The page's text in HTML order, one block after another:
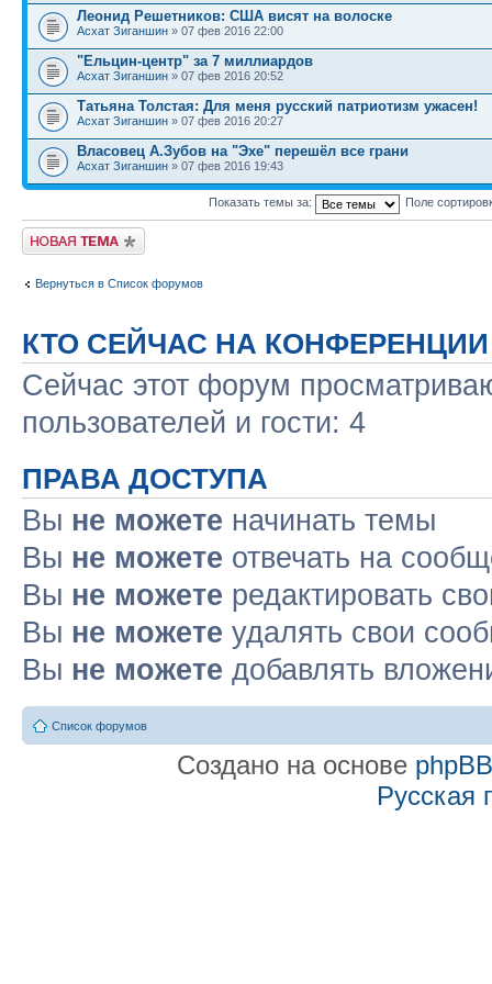
Леонид Решетников: США висят на волоске
Асхат Зиганшин » 07 фев 2016 22:00
"Ельцин-центр" за 7 миллиардов
Асхат Зиганшин » 07 фев 2016 20:52
Татьяна Толстая: Для меня русский патриотизм ужасен!
Асхат Зиганшин » 07 фев 2016 20:27
Власовец А.Зубов на "Эхе" перешёл все грани
Асхат Зиганшин » 07 фев 2016 19:43
Показать темы за: Поле
Новая тема
Вернуться в Список форумов
КТО СЕЙЧАС НА КОНФЕРЕНЦИИ
Сейчас этот форум
пользователей и гости: 4
ПРАВА ДОСТУПА
Вы не можете начинать темы
Вы не можете отвечать на
Вы не можете редактировать
Вы не можете удалять свои
Вы не можете добавлять
Список форумов
Создано на основе phpBB
Русская